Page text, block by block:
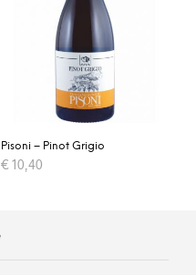
Pisoni – Pinot Grigio
€ 10,40